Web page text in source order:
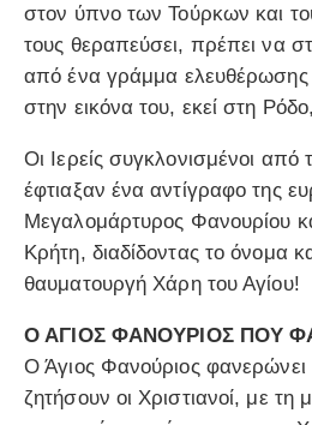
στον ύπνο των Τούρκων και
τους θεραπεύσει, πρέπει να
από ένα γράμμα
στην εικόνα του, εκεί στη
Οι Ιερείς συγκλονισμένοι
έφτιαξαν ένα αντίγραφο της
Μεγαλομάρτυρος Φανουρίου
Κρήτη, διαδίδοντας το όνομα
θαυματουργή Χάρη του Αγίου!
Ο ΑΓΙΟΣ ΦΑΝΟΥΡΙΟΣ ΠΟΥ
Ο Άγιος Φανούριος φανερώνει
ζητήσουν οι Χριστιανοί, με τη